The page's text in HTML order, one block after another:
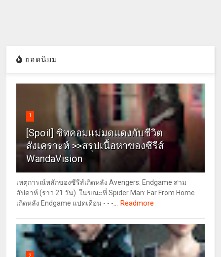
ยอดนิยม
1
[Spoil] ซิทคอมแม่มดแดงกับชีวิต
สังเคราะห์ >>สรุปเนื้อหาของซีรีส์
WandaVision
เหตุการณ์หลักของซีรีส์เกิดหลัง Avengers: Endgame สาม
สัปดาห์ (ราว 21 วัน) ในขณะที่ Spider Man: Far From Home
เกิดหลัง Endgame แปดเดือน - - -...
Readmore
2